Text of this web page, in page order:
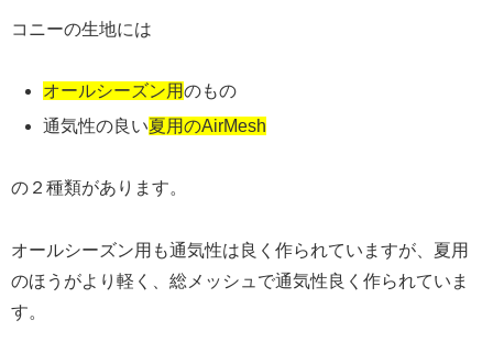
コニーの生地には
オールシーズン用のもの
通気性の良い夏用のAirMesh
の２種類があります。
オールシーズン用も通気性は良く作られていますが、夏用
のほうがより軽く、総メッシュで通気性良く作られていま
す。